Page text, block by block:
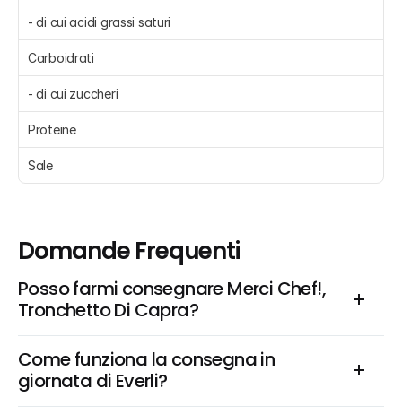
- di cui acidi grassi saturi
Carboidrati
- di cui zuccheri
Proteine
Sale
Domande Frequenti
Posso farmi consegnare Merci Chef!,
Tronchetto Di Capra?
Come funziona la consegna in
giornata di Everli?